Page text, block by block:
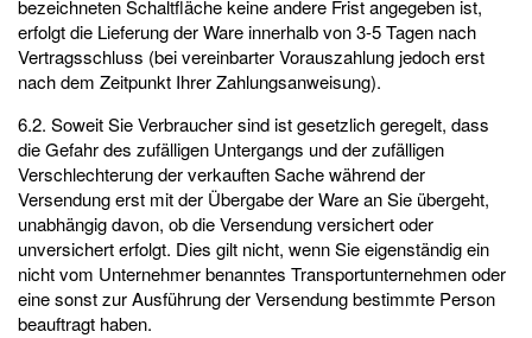
bezeichneten Schaltfläche keine andere Frist angegeben ist,
erfolgt die Lieferung der Ware innerhalb von 3-5 Tagen nach
Vertragsschluss (bei vereinbarter Vorauszahlung jedoch erst
nach dem Zeitpunkt Ihrer Zahlungsanweisung).
6.2. Soweit Sie Verbraucher sind ist gesetzlich geregelt, dass
die Gefahr des zufälligen Untergangs und der zufälligen
Verschlechterung der verkauften Sache während der
Versendung erst mit der Übergabe der Ware an Sie übergeht,
unabhängig davon, ob die Versendung versichert oder
unversichert erfolgt. Dies gilt nicht, wenn Sie eigenständig ein
nicht vom Unternehmer benanntes Transportunternehmen oder
eine sonst zur Ausführung der Versendung bestimmte Person
beauftragt haben.